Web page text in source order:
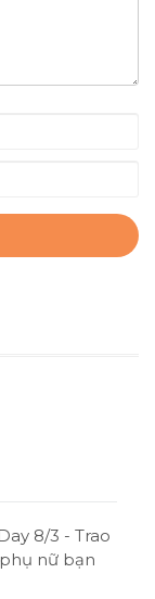
8/3 - Trao
nữ bạn